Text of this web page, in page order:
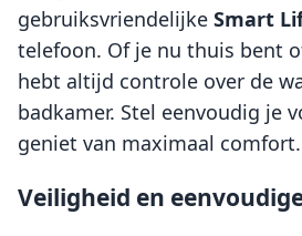
gebruiksvriendelijke Smart
telefoon. Of je nu thuis bent
hebt altijd controle over de
badkamer. Stel eenvoudig je
geniet van maximaal
Veiligheid en